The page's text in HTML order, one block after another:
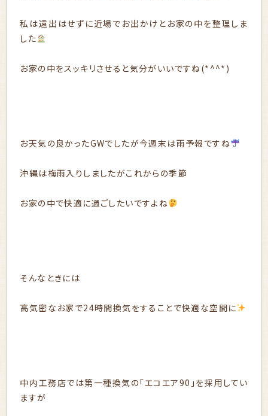
私は遠出はせずに近場でお出かけとお家の中を整理しま
した
お家の中をスッキリさせると気分がいいですね(*^^*)
お天気の良かったGWでしたが今週末は雨予報ですね
沖縄は梅雨入りしましたがこれからの季節
お家の中で快適に過ごしたいですよね
そんなときには
高気密なお家で24時間換気をすることで快適な空間に
中内工務店では第一種換気の「エコエア90」を採用してい
ますが